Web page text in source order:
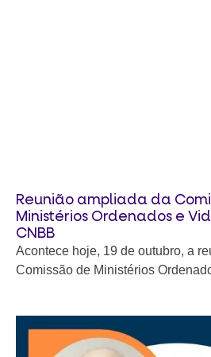
Reunião ampliada da
Ministérios Ordenados e
CNBB
Acontece hoje, 19 de outubro, a
Comissão de Ministérios